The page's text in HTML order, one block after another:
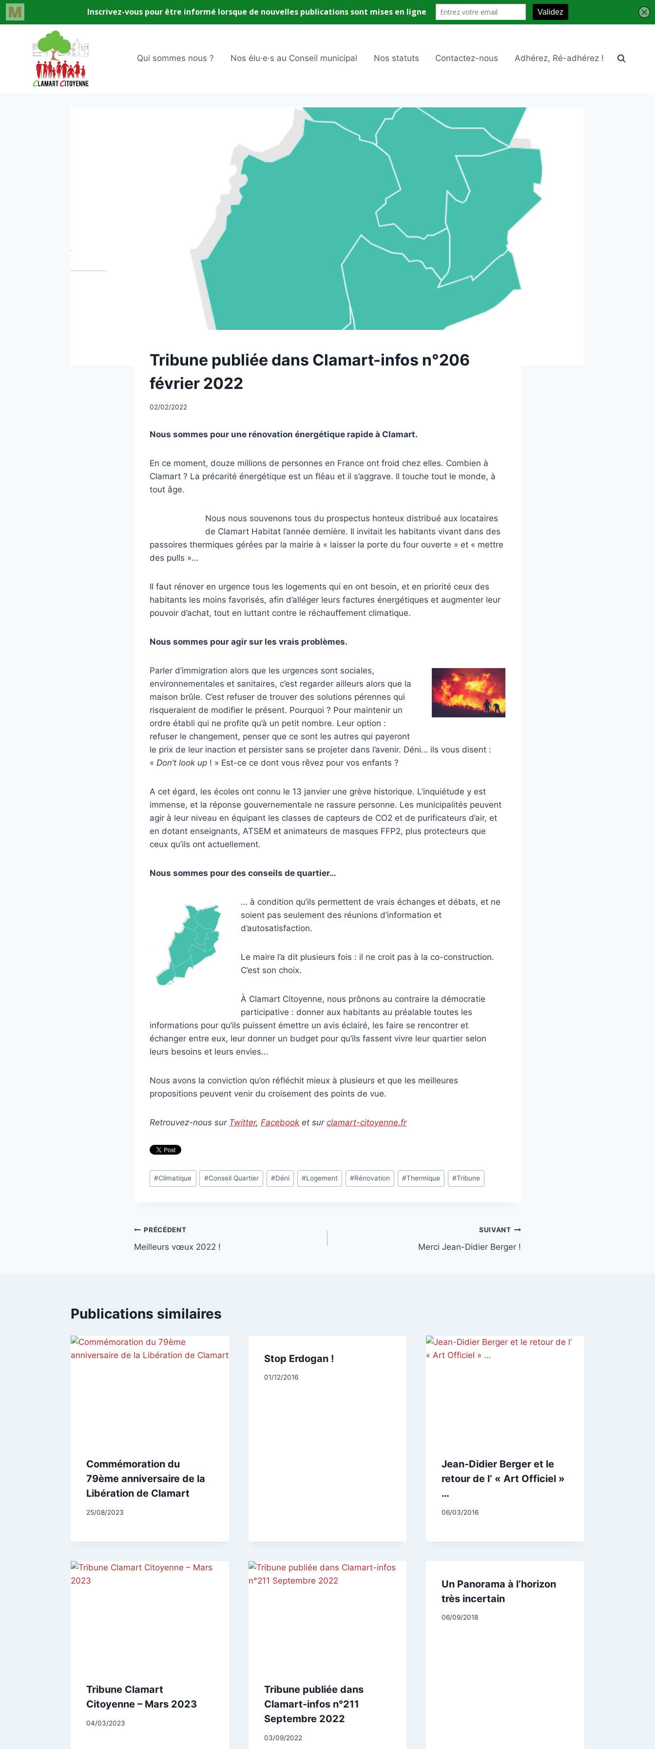
Qui sommes nous ? Nos élu·e·s au Conseil municipal Nos statuts Contactez-nous Adhérez, Ré-adhérez !
UNCATEGORIZED
Tribune publiée dans Clamart-infos n°206
février 2022
Par
02/02/2022
Nous sommes pour une rénovation énergétique rapide à Clamart.
En ce moment, douze millions de personnes en France ont froid chez elles. Combien à
Clamart ? La précarité énergétique est un fléau et il s’aggrave. Il touche tout le monde, à
tout âge.
Nous nous souvenons tous du prospectus honteux distribué aux locataires
de Clamart Habitat l’année dernière. Il invitait les habitants vivant dans des
passoires thermiques gérées par la mairie à « laisser la porte du four ouverte » et « mettre
des pulls »…
Il faut rénover en urgence tous les logements qui en ont besoin, et en priorité ceux des
habitants les moins favorisés, afin d’alléger leurs factures énergétiques et augmenter leur
pouvoir d’achat, tout en luttant contre le réchauffement climatique.
Nous sommes pour agir sur les vrais problèmes.
Parler d’immigration alors que les urgences sont sociales,
environnementales et sanitaires, c’est regarder ailleurs alors que la
maison brûle. C’est refuser de trouver des solutions pérennes qui
risqueraient de modifier le présent. Pourquoi ? Pour maintenir un
ordre établi qui ne profite qu’à un petit nombre. Leur option :
refuser le changement, penser que ce sont les autres qui payeront
le prix de leur inaction et persister sans se projeter dans l’avenir. Déni… ils vous disent :
« Don’t look up ! » Est-ce ce dont vous rêvez pour vos enfants ?
A cet égard, les écoles ont connu le 13 janvier une grève historique. L’inquiétude y est
immense, et la réponse gouvernementale ne rassure personne. Les municipalités peuvent
agir à leur niveau en équipant les classes de capteurs de CO2 et de purificateurs d’air, et
en dotant enseignants, ATSEM et animateurs de masques FFP2, plus protecteurs que
ceux qu’ils ont actuellement.
Nous sommes pour des conseils de quartier…
… à condition qu’ils permettent de vrais échanges et débats, et ne
soient pas seulement des réunions d’information et
d’autosatisfaction.
Le maire l’a dit plusieurs fois : il ne croit pas à la co-construction.
C’est son choix.
À Clamart Citoyenne, nous prônons au contraire la démocratie
participative : donner aux habitants au préalable toutes les
informations pour qu’ils puissent émettre un avis éclairé, les faire se rencontrer et
échanger entre eux, leur donner un budget pour qu’ils fassent vivre leur quartier selon
leurs besoins et leurs envies…
Nous avons la conviction qu’on réfléchit mieux à plusieurs et que les meilleures
propositions peuvent venir du croisement des points de vue.
Retrouvez-nous sur Twitter, Facebook et surclamart-citoyenne.fr
Étiquettes
de
#Climatique #Conseil Quartier #Déni #Logement #Rénovation #Thermique #Tribune
Navigation
de
PRÉCÉDENT
Meilleurs vœux 2022 !
SUIVANT
Merci Jean-Didier Berger !
Publications similaires
Commémoration du
79ème anniversaire de la
Libération de Clamart
Par
25/08/2023
Stop Erdogan !
Par
01/12/2016
Jean-Didier Berger et le
retour de l’ « Art Officiel »
…
Par
06/03/2016
Tribune Clamart
Citoyenne – Mars 2023
Par
04/03/2023
Tribune publiée dans
Clamart-infos n°211
Septembre 2022
Par
03/09/2022
Un Panorama à l’horizon
très incertain
Par
06/09/2018